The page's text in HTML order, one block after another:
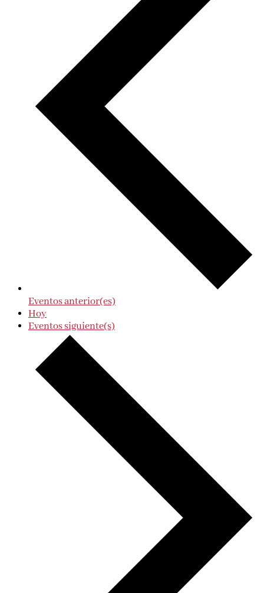
Eventosanterior(es)
Hoy
Eventossiguiente(s)